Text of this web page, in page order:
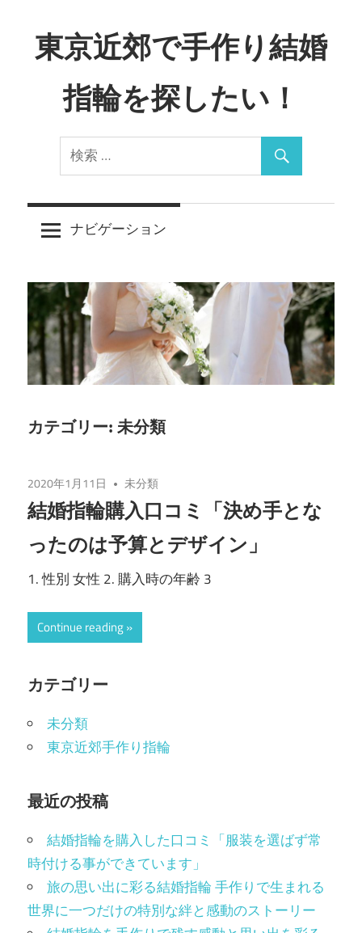
ン
テ
ッ
東京近郊で手作り結婚
指輪を探したい！
another
WordPress
site
ナビゲーション
カテゴリー: 未分類
2020年1月11日 未分類
結婚指輪購入口コミ「決め手とな
ったのは予算とデザイン」
1. 性別 女性 2. 購入時の年齢 3
Continue reading
カテゴリー
未分類
東京近郊手作り指輪
最近の投稿
結婚指輪を購入した口コミ「服装を選ばず常
時付ける事ができています」
旅の思い出に彩る結婚指輪 手作りで生まれる
世界に一つだけの特別な絆と感動のストーリー